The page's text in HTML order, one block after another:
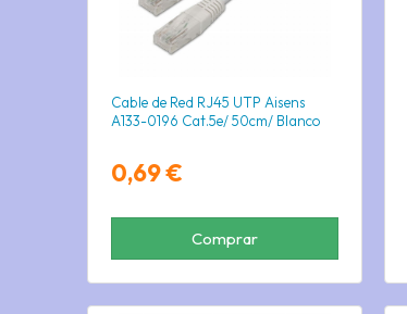
Cable de Red RJ45 UTP Aisens
A133-0196 Cat.5e/ 50cm/ Blanco
0,69 €
Comprar